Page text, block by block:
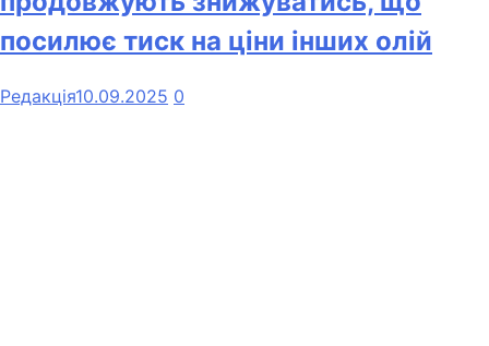
посилює тиск на ціни інших олій
Редакція10.09.2025 0